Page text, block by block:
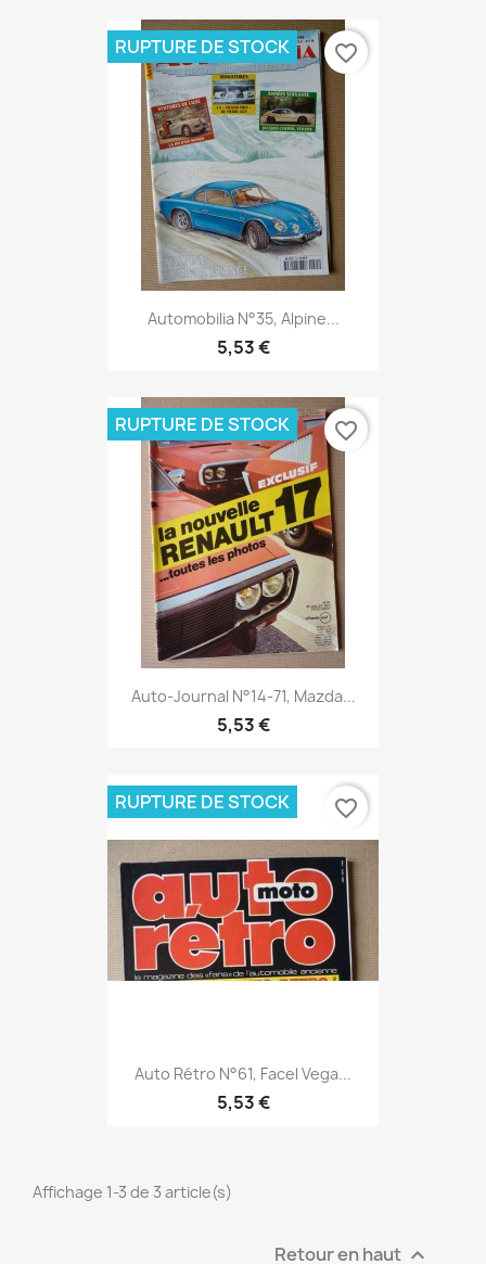
Automobilia N°35, Alpine...
5,53 €
RUPTURE DE STOCK favorite_border
Auto-Journal N°14-71, Mazda...
5,53 €
RUPTURE DE STOCK favorite_border
Auto Rétro N°61, Facel Vega...
5,53 €
RUPTURE DE STOCK favorite_border
Affichage 1-3 de 3 article(s)
Retour en haut 